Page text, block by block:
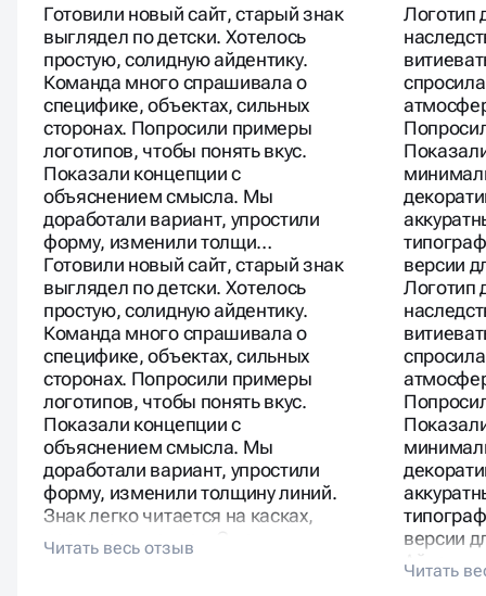
Готовили новый сайт, старый знак
выглядел по детски. Хотелось
простую, солидную айдентику.
Команда много спрашивала о
специфике, объектах, сильных
сторонах. Попросили примеры
логотипов, чтобы понять вкус.
Показали концепции с
объяснением смысла. Мы
доработали вариант, упростили
форму, изменили толщи…
Готовили новый сайт, старый знак
выглядел по детски. Хотелось
простую, солидную айдентику.
Команда много спрашивала о
специфике, объектах, сильных
сторонах. Попросили примеры
логотипов, чтобы понять вкус.
Показали концепции с
объяснением смысла. Мы
доработали вариант, упростили
форму, изменили толщину линий.
Знак легко читается на касках,
чертежах, письмах. С новым
логотипом компания выглядит
Логотип
версии
Логотип
версии